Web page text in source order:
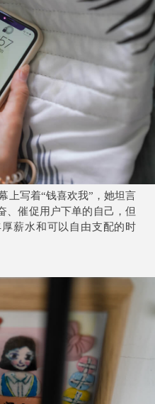
上写着“钱喜欢我”，她坦言
、催促用户下单的自己，但
薪水和可以自由支配的时